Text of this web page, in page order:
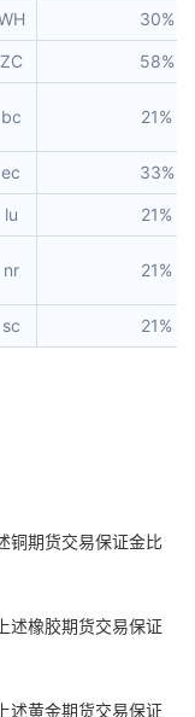
30%
ZC 58%
bc 21%
ec 33%
lu 21%
nr 21%
sc 21%
铜期货交易保证金比
述橡胶期货交易保证
述黄金期货交易保证